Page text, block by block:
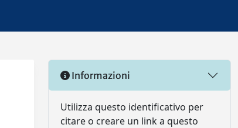
Informazioni
Utilizza questo identificativo per
citare o creare un link a questo